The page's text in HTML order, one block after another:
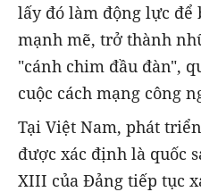
lấy đó làm động lực để
mạnh mẽ, trở thành
"cánh chim đầu đàn",
cuộc cách mạng công
Tại Việt Nam, phát
được xác định là quốc
XIII của Đảng tiếp tục